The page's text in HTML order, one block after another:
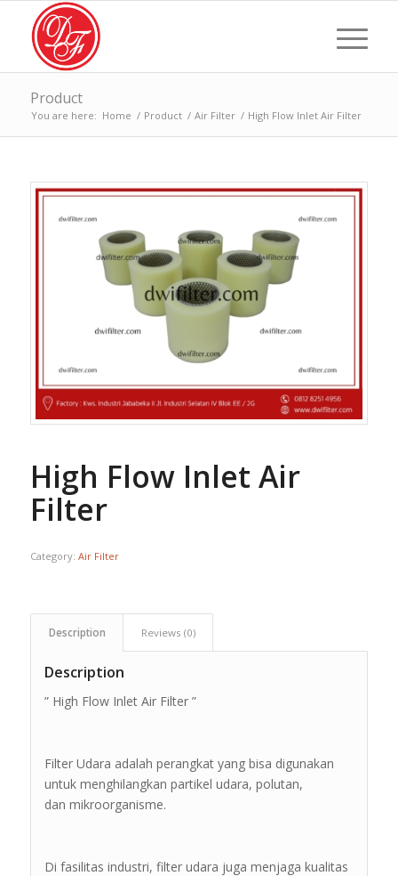
Product
You are here: Home / Product / Air Filter / High Flow Inlet Air Filter
High Flow Inlet Air
Filter
Category: Air Filter
Description Reviews (0)
Description
” High Flow Inlet Air Filter ”
Filter Udara adalah perangkat yang bisa digunakan
untuk menghilangkan partikel udara, polutan,
dan mikroorganisme.
Di fasilitas industri, filter udara juga menjaga kualitas